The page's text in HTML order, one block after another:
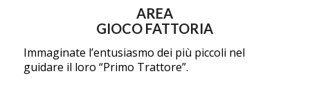
AREA
GIOCO FATTORIA
Immaginate l’entusiasmo dei più piccoli nel
guidare il loro “Primo Trattore”.